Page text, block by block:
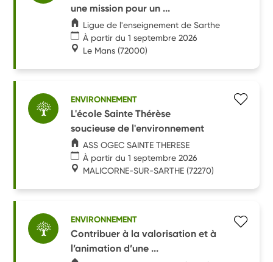
une mission pour un ...
Ligue de l'enseignement de Sarthe
À partir du 1 septembre 2026
Le Mans (72000)
ENVIRONNEMENT
L'école Sainte Thérèse
soucieuse de l'environnement
ASS OGEC SAINTE THERESE
À partir du 1 septembre 2026
MALICORNE-SUR-SARTHE (72270)
ENVIRONNEMENT
Contribuer à la valorisation et à
l’animation d’une ...